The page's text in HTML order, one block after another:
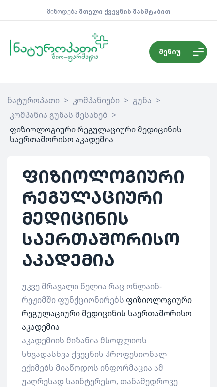
მიწოდება მთელი ქვეყნის მასშტაბით
მენიუ
ნატუროპათი > კომპანიები > გუნა >
კომპანია გუნას შესახებ >
ფიზიოლოგიური რეგულაციური მედიცინის
საერთაშორისო აკადემია
ფიზიოლოგიური
რეგულაციური
მედიცინის
საერთაშორისო
აკადემია
უკვე მრავალი წელია რაც ონლაინ-
რეჟიმში ფუნქციონირებს ფიზიოლოგიური
რეგულაციური მედიცინის საერთაშორისო
აკადემია
აკადემიის მიზანია მსოფლიოს
სხვადასხვა ქვეყნის პროფესიონალ
ექიმებს მიაწოდოს ინფორმაცია ამ
უაღრესად საინტერესო, თანამედროვე